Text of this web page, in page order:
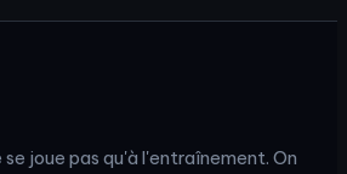
joue pas qu'à l'entraînement. On